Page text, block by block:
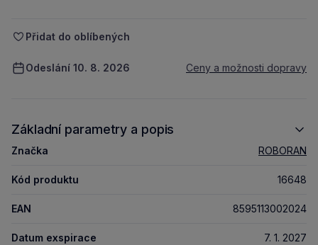
Přidat do oblíbených
Odeslání 10. 8. 2026 Ceny a možnosti dopravy
Základní parametry a popis
Značka ROBORAN
Kód produktu 16648
EAN 8595113002024
Datum exspirace 7. 1. 2027